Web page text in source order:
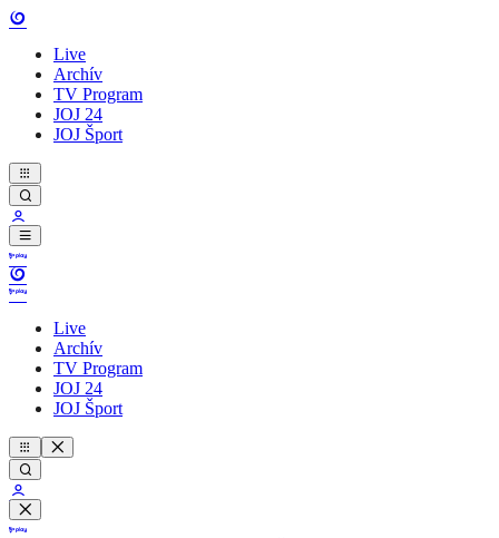
Live
Archív
TV Program
JOJ 24
JOJ Šport
Live
Archív
TV Program
JOJ 24
JOJ Šport